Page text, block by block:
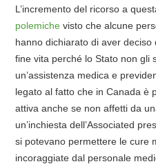
L’incremento del ricorso a
polemiche visto che alcune
hanno dichiarato di aver
fine vita perché lo Stato non gli
un’assistenza medica e
legato al fatto che in Canada è
attiva anche se non affetti da
un’inchiesta dell’Associated
si potevano permettere le cure
incoraggiate dal personale